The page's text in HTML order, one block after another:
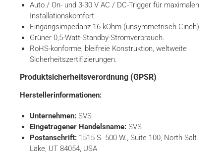
Auto / On- und 3-30 V AC / DC-Trigger für maximalen
Installationskomfort.
Eingangsimpedanz 16 kOhm (unsymmetrisch Cinch).
Grüner 0,5-Watt-Standby-Stromverbrauch.
RoHS-konforme, bleifreie Konstruktion, weltweite
Sicherheitszertifizierungen.
Produktsicherheitsverordnung (GPSR)
Herstellerinformationen:
Unternehmen: SVS
Eingetragener Handelsname: SVS
Postanschrift: 1515 S. 500 W., Suite 100, North Salt
Lake, UT 84054, USA